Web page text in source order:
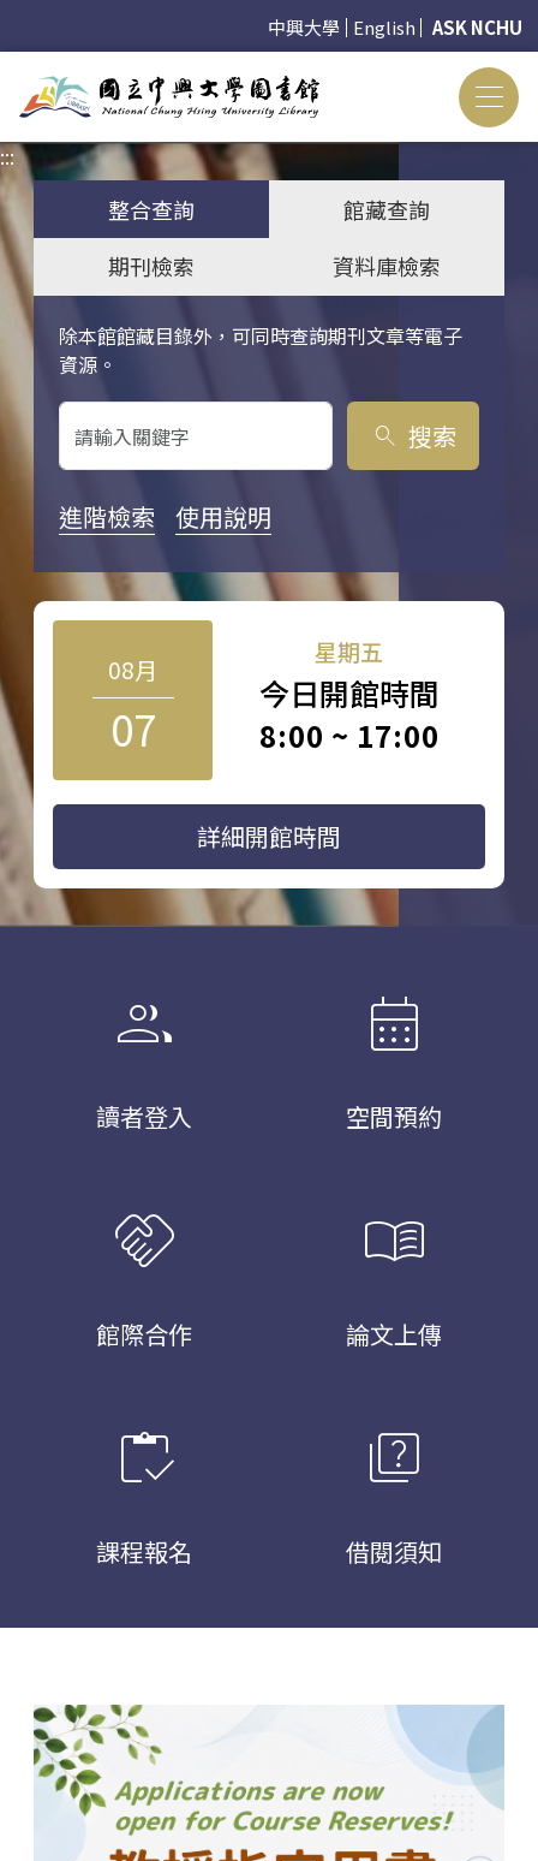
中興大學 English ASK NCHU
:::
整合查詢
館藏查詢
期刊檢索
資料庫檢索
除本館館藏目錄外，可同時查詢期刊文章等電子
資源。
關鍵字搜尋
search 搜索
進階檢索 使用說明
08月
07
星期五
今日開館時間
8:00 ~ 17:00
詳細開館時間
group
讀者登入
calendar_month
空間預約
handshake
館際合作
menu_book
論文上傳
inventory
課程報名
quiz
借閱須知